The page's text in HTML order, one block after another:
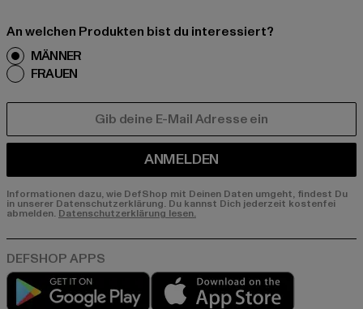
An welchen Produkten bist du interessiert?
MÄNNER
FRAUEN
ANMELDEN
Informationen dazu, wie DefShop mit Deinen Daten umgeht, findest Du
in unserer Datenschutzerklärung. Du kannst Dich jederzeit kostenfei
abmelden. Datenschutzerklärung lesen.
Play market